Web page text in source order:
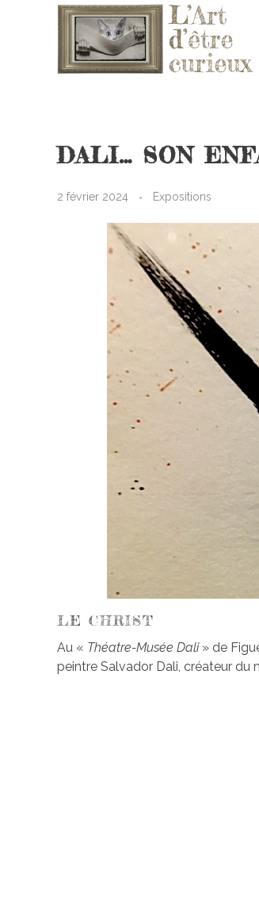
DALI… SON
2 février 2024 Expositions
LE CHRIST
Au « Théatre-Musée Dali» de
peintre Salvador Dali, créateur du